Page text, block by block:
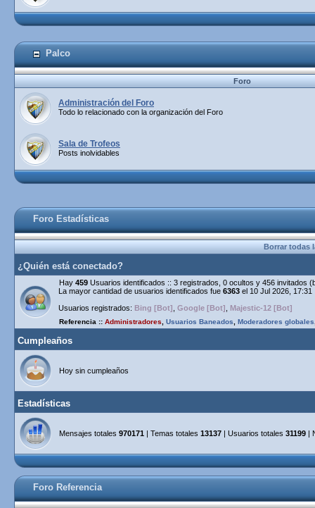
Palco
Foro
Administración del Foro
Todo lo relacionado con la organización del Foro
Sala de Trofeos
Posts inolvidables
Foro Estadísticas
Borrar todas
¿Quién está conectado?
Hay 459 Usuarios identificados :: 3 registrados, 0 ocultos y 456 invitados
La mayor cantidad de usuarios identificados fue 6363 el 10 Jul 2026, 17:31
Usuarios registrados: Bing [Bot] Google [Bot] Majestic-12 [Bot]
Referencia :: Administradores Usuarios Baneados Moderadores globales
Cumpleaños
Hoy sin cumpleaños
Estadísticas
Mensajes totales 970171 | Temas totales 13137 | Usuarios totales 31199 |
Foro Referencia